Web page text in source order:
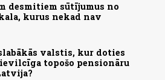
desmitiem sūtījumus no
kurus nekad nav
valstis, kur doties
topošo pensionāru